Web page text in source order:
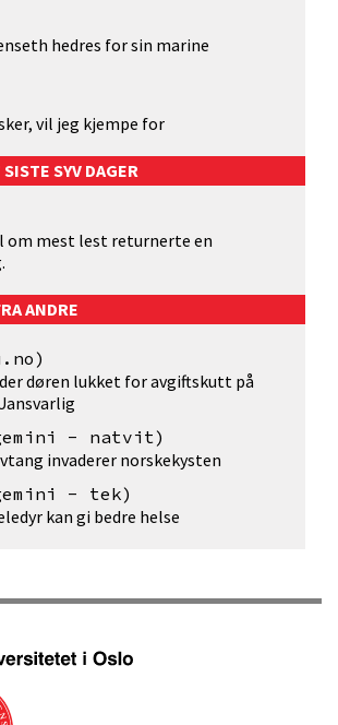
hedres for sin marine
vil jeg kjempe for
SYV DAGER
om mest lest returnerte en
ANDRE
døren lukket for avgiftskutt på
- natvit)
invaderer norskekysten
- tek)
kan gi bedre helse